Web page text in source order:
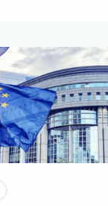
oder
für …